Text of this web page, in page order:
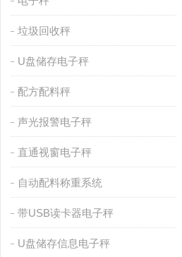
垃圾回收秤
U盘储存电子秤
配方配料秤
声光报警电子秤
直通视窗电子秤
自动配料称重系统
带USB读卡器电子秤
U盘储存信息电子秤